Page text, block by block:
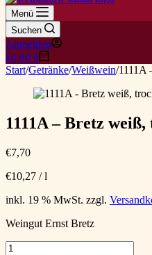
Menü
Suchen
Anmelden
Warenkorb
€0,00 0
Start/Getränke/Weißwein/1111A
1111A – Bretz
€7,70
€10,27 /l
inkl. 19 % MwSt. zzgl.
Weingut Ernst Bretz
1111A